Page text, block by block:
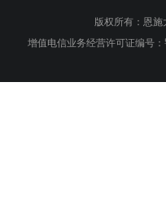
版权所有：恩施
增值电信业务经营许可证编号：